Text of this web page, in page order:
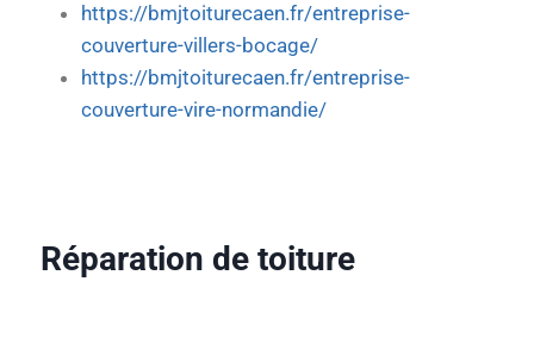
https://bmjtoiturecaen.fr/entreprise-
couverture-villers-bocage/
https://bmjtoiturecaen.fr/entreprise-
couverture-vire-normandie/
Réparation de toiture